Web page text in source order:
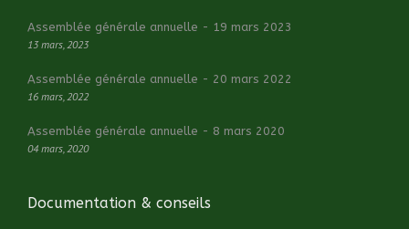
Assemblée générale annuelle - 19 mars 2023
13 mars, 2023
Assemblée générale annuelle - 20 mars 2022
16 mars, 2022
Assemblée générale annuelle - 8 mars 2020
04 mars, 2020
Documentation & conseils